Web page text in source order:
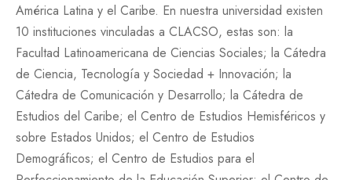
América Latina y el Caribe. En nuestra universidad existen
10 instituciones vinculadas a CLACSO, estas son: la
Facultad Latinoamericana de Ciencias Sociales; la Cátedra
de Ciencia, Tecnología y Sociedad + Innovación; la
Cátedra de Comunicación y Desarrollo; la Cátedra de
Estudios del Caribe; el Centro de Estudios Hemisféricos y
sobre Estados Unidos; el Centro de Estudios
Demográficos; el Centro de Estudios para el